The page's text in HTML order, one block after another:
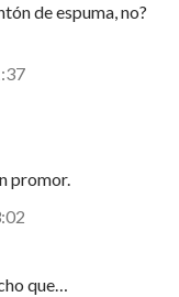
de espuma, no?
promor.
que…